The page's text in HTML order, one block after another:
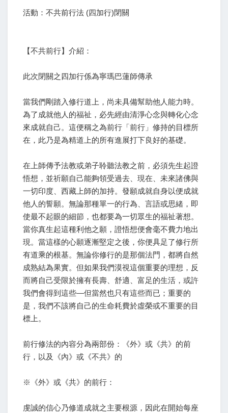
活動：不共前行法 (四加行)閉關
【不共前行】介紹：
此次閉關之四加行係為寧瑪巴蓮師傳承
當我們剛踏入修行道上，尚未具備幫助他人能力時。
為了成就他人的福祉，必先經由清淨心念與轉化心念
來成就自己。這便稱之為前行「前行」修持的目標所
在，此乃是為精道上的所有進展打下良好的基礎。
在上師傳予法教或弟子聆聽法教之前，必須先生起證
悟想，並祈願自己能夠領受過去、現在、未來諸佛與
一切印度、西藏上師的加持。發願成就自身以便成就
他人的誓願。無論那種單一的行為、言語或思緒，即
使最不起眼的細節，也都要為一切眾生的福祉著想。
當你真生起這種利他之願，證悟想便會毫不費力地出
現。當這樣的心願逐漸堅定之後，你便具足了修行所
有道乘的根基。無論你修行的是那個法門，都將自然
成熟結為果實。但如果我們漠視這個重要的理想，反
而將自己受限於擁有長壽、舒適、富足的生活，或許
我們會得到這些—但當然也只有這些而已；重要的
是，我們不該將自己的生命耗費於虛榮或不重要的目
標上。
前行修法的內容分為兩部份：《外》或《共》的前
行，以及《內》或《不共》的
※《外》或《共》的前行：
虔誠的信心乃修道成就之主要根源，因此在開始每座